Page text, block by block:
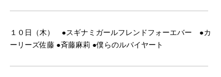
１０日（木） ●スギナミガールフレンドフォーエバー ●カ
ーリーズ佐藤 ●斉藤麻莉 ●僕らのルバイヤート